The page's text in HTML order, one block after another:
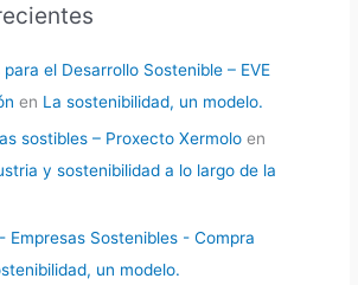
el Desarrollo Sostenible – EVE
en La sostenibilidad, un modelo.
sostibles – Proxecto Xermolo en
y sostenibilidad a lo largo de la
Empresas Sostenibles - Compra
un modelo.